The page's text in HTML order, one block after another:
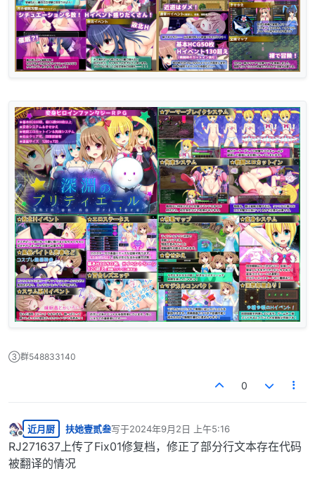
③群548833140
0
离线
近月厨 扶她壹贰叁写于2024年9月2日 上午5:16
最后由 编辑
RJ271637上传了Fix01修复档，修正了部分行文本存在代码
被翻译的情况